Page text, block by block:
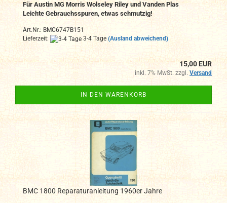
Für Austin MG Morris Wolseley Riley und Vanden Plas
Leichte Gebrauchsspuren, etwas schmutzig!
Art.Nr.: BMC6747B151
Lieferzeit:
3-4 Tage (Ausland abweichend)
15,00 EUR
inkl. 7% MwSt. zzgl. Versand
IN DEN WARENKORB
BMC 1800 Reparaturanleitung 1960er Jahre